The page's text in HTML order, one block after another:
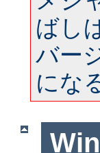
ばし
バー
にな